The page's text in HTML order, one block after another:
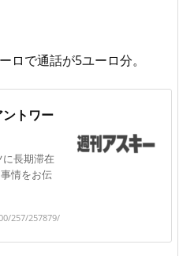
ロで通話が5ユーロ分。
ントワー
長期滞在
情をお伝
257/257879/